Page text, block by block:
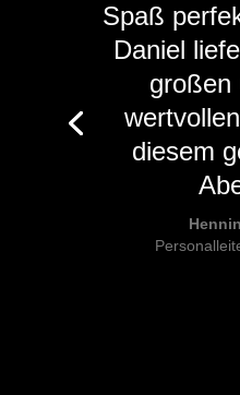
Spaß
Daniel
großen
diesem